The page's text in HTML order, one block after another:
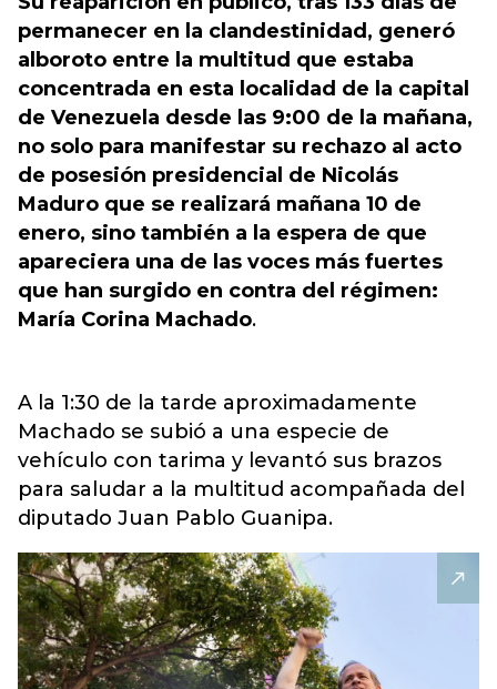
permanecer en la clandestinidad, generó
alboroto entre la multitud que estaba
concentrada en esta localidad de la capital
de Venezuela desde las 9:00 de la mañana,
no solo para manifestar su rechazo al acto
de posesión presidencial de Nicolás
Maduro que se realizará mañana 10 de
enero, sino también a la espera de que
apareciera una de las voces más fuertes
que han surgido en contra del régimen:
María Corina Machado.
A la 1:30 de la tarde aproximadamente
Machado se subió a una especie de
vehículo con tarima y levantó sus brazos
para saludar a la multitud acompañada del
diputado Juan Pablo Guanipa.